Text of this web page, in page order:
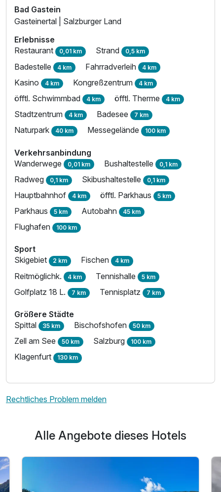
Bad Gastein
Gasteinertal | Salzburger Land
Erlebnisse
Restaurant 0,01 km Strand 0,5 km
Badestelle 4 km Fahrradverleih 4 km
Kasino 4 km Kongreßzentrum 4 km
öfftl. Schwimmbad 4 km öfftl. Therme 4 km
Stadtzentrum 4 km Badesee 7 km
Naturpark 40 km Messegelände 100 km
Verkehrsanbindung
Wanderwege 0,01 km Bushaltestelle 0,1 km
Radweg 0,1 km Skibushaltestelle 0,1 km
Hauptbahnhof 4 km öfftl. Parkhaus 5 km
Parkhaus 5 km Autobahn 45 km
Flughafen 100 km
Sport
Skigebiet 2 km Fischen 4 km
Reitmöglichk. 4 km Tennishalle 5 km
Golfplatz 18 L. 7 km Tennisplatz 7 km
Größere Städte
Spittal 35 km Bischofshofen 50 km
Zell am See 50 km Salzburg 100 km
Klagenfurt 130 km
Rechtliches Problem melden
Alle Angebote dieses Hotels